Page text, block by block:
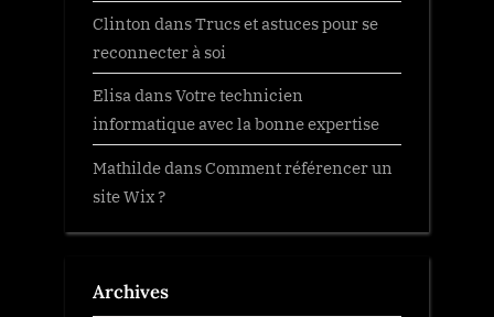
Clinton dansTrucs et astuces pour se
reconnecter à soi
ElisadansVotre technicien
informatique avec la bonne expertise
MathildedansComment référencer un
site Wix ?
Archives